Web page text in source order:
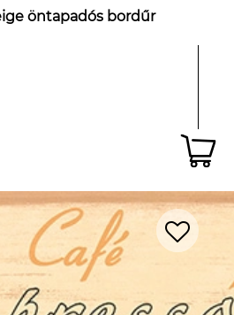
öntapadós bordűr